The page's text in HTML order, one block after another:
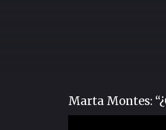
Marta Montes: